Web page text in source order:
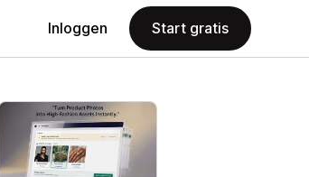
Inloggen Start gratis